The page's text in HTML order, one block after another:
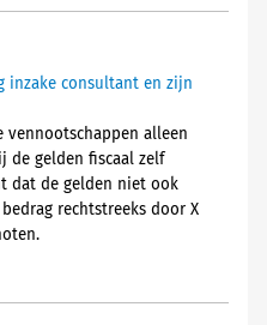
inzake consultant en zijn
vennootschappen alleen
de gelden fiscaal zelf
dat de gelden niet ook
rechtstreeks door X